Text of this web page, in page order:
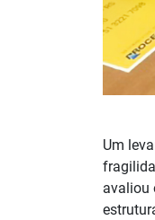
Um
avaliou